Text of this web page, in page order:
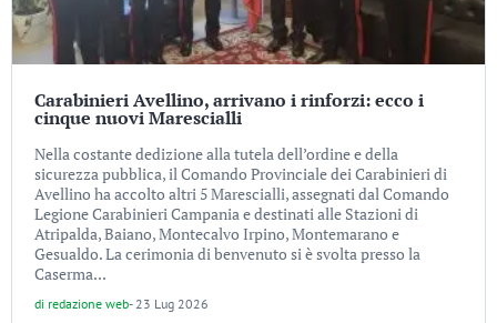
Carabinieri Avellino, arrivano i rinforzi: ecco i
cinque nuovi Marescialli
Nella costante dedizione alla tutela dell’ordine e della
sicurezza pubblica, il Comando Provinciale dei Carabinieri di
Avellino ha accolto altri 5 Marescialli, assegnati dal Comando
Legione Carabinieri Campania e destinati alle Stazioni di
Atripalda, Baiano, Montecalvo Irpino, Montemarano e
Gesualdo. La cerimonia di benvenuto si è svolta presso la
Caserma...
di redazione web- 23 Lug 2026